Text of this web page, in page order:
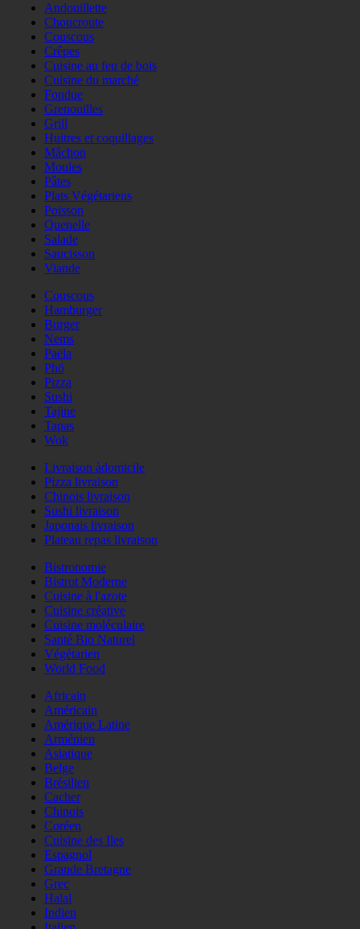
Andouillette
Choucroute
Couscous
Crêpes
Cuisine au feu de bois
Cuisine du marché
Fondue
Grenouilles
Grill
Huitres et coquillages
Mâchon
Moules
Pâtes
Plats Végétariens
Poisson
Quenelle
Salade
Saucisson
Viande
Couscous
Hamburger
Burger
Nems
Paëla
Phö
Pizza
Sushi
Tajine
Tapas
Wok
Livraison àdomicile
Pizza livraison
Chinois livraison
Sushi livraison
Japonais livraison
Plateau repas livraison
Bistronomie
Bistrot Moderne
Cuisine à l'azote
Cuisine créative
Cuisine moléculaire
Santé Bio Naturel
Végétarien
World Food
Africain
Américain
Amérique Latine
Arménien
Asiatique
Belge
Brésilien
Cacher
Chinois
Coréen
Cuisine des Iles
Espagnol
Grande Bretagne
Grec
Halal
Indien